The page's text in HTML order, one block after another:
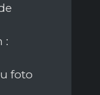
:
foto